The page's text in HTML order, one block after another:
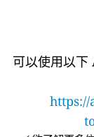
可以使用以